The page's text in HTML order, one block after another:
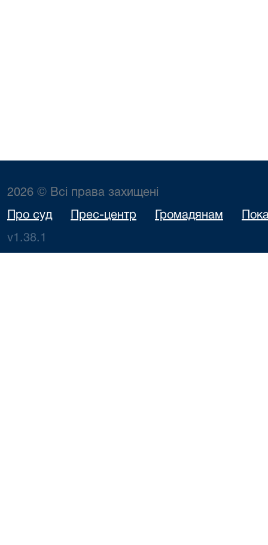
2026 © Всі права захищені
Про суд Прес-центр Громадянам
v1.38.1